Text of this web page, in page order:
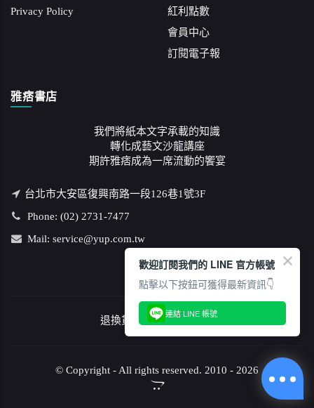
Privacy Policy
紅利點數
會員中心
訂閱電子報
雅痞書店
我們將紙本文字承載的知識
轉化成藝文沙龍講座
期許雅痞成為一席流動的饗宴
台北市大安區復興南路一段126巷1號3F
Phone: (02) 2731-7477
Mail: service@yup.com.tw
退換貨說明/隱私權政策
© Copyright - All rights reserved. 2010 - 2026
歡迎訂閱我們的 LINE 官方帳號
點擊以下按鈕可獲得最新資訊👇
連結 LINE 帳號